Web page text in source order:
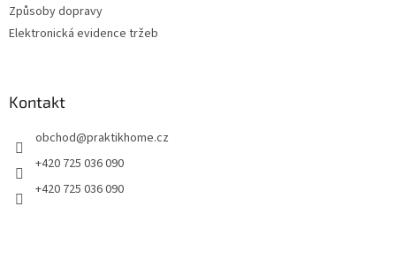
Způsoby dopravy
Elektronická evidence tržeb
Kontakt
obchod@praktikhome.cz
+420 725 036 090
+420 725 036 090